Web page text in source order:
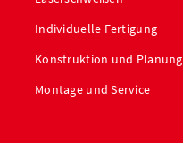
Individuelle Fertigung
Konstruktion und Planung
Montage und Service